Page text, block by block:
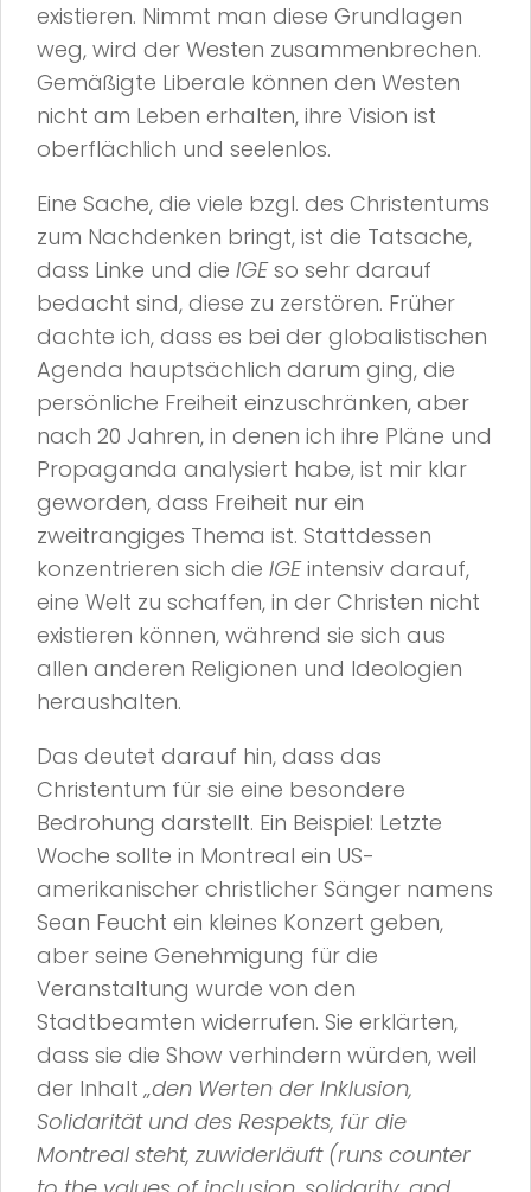
existieren. Nimmt man diese Grundlagen
weg, wird der Westen zusammenbrechen.
Gemäßigte Liberale können den Westen
nicht am Leben erhalten, ihre Vision ist
oberflächlich und seelenlos.
Eine Sache, die viele bzgl. des Christentums
zum Nachdenken bringt, ist die Tatsache,
dass Linke und die IGEso sehr darauf
bedacht sind, diese zu zerstören. Früher
dachte ich, dass es bei der globalistischen
Agenda hauptsächlich darum ging, die
persönliche Freiheit einzuschränken, aber
nach 20 Jahren, in denen ich ihre Pläne und
Propaganda analysiert habe, ist mir klar
geworden, dass Freiheit nur ein
zweitrangiges Thema ist. Stattdessen
konzentrieren sich die IGEintensiv darauf,
eine Welt zu schaffen, in der Christen nicht
existieren können, während sie sich aus
allen anderen Religionen und Ideologien
heraushalten.
Das deutet darauf hin, dass das
Christentum für sie eine besondere
Bedrohung darstellt. Ein Beispiel: Letzte
Woche sollte in Montreal ein US-
amerikanischer christlicher Sänger namens
Sean Feucht ein kleines Konzert geben,
aber seine Genehmigung für die
Veranstaltung wurde von den
Stadtbeamten widerrufen. Sie erklärten,
dass sie die Show verhindern würden, weil
der Inhalt„den Werten der Inklusion,
Solidarität und des Respekts, für die
Montreal steht, zuwiderläuft (runs counter